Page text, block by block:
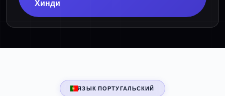
Хинди
ЯЗЫК ПОРТУГАЛЬСКИЙ